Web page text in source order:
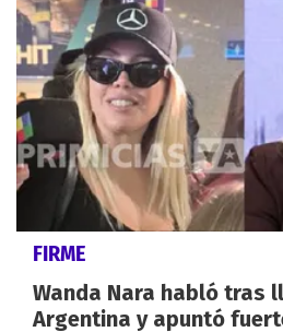
FIRME
Wanda Nara habló tras
Argentina y apuntó